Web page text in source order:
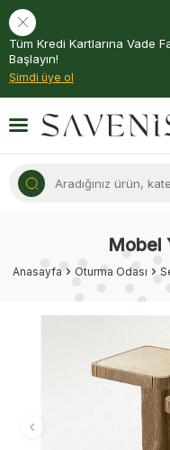
Tüm Kredi Kartlarına Vade
Başlayın!
Şimdi üye ol
Mobel
Anasayfa Oturma Odası